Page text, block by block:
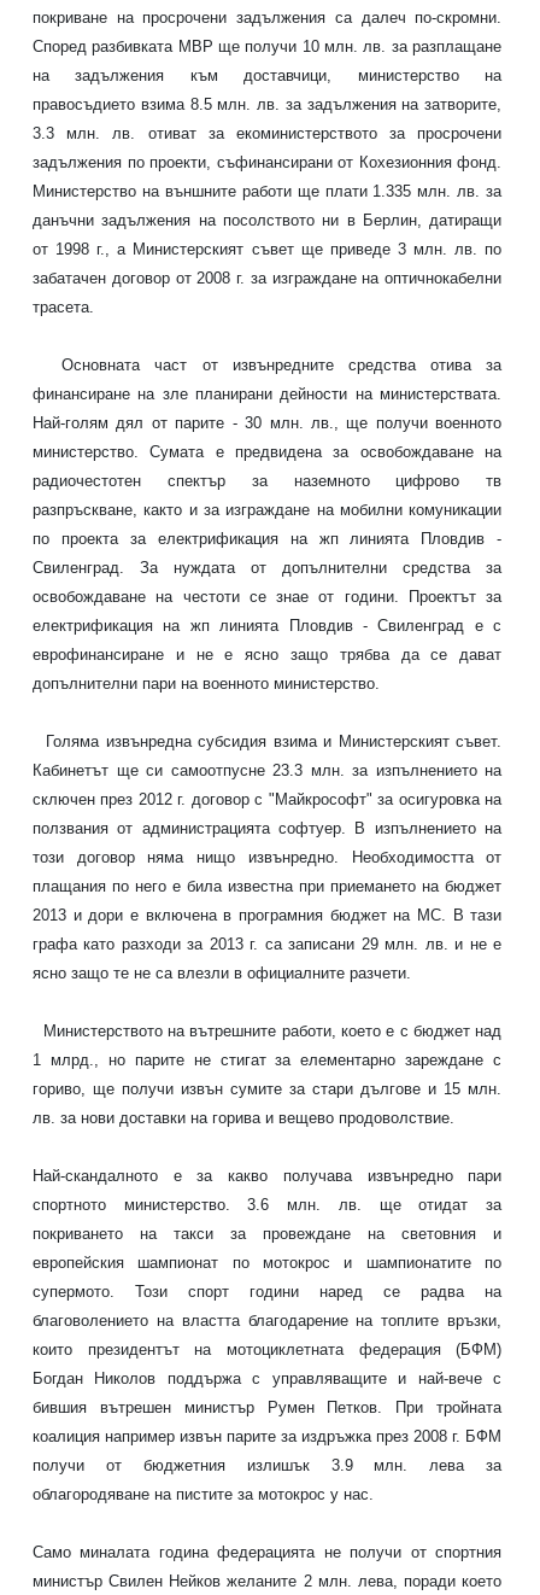
покриване на просрочени задължения са далеч по-скромни.
Според разбивката МВР ще получи 10 млн. лв. за разплащане
на задължения към доставчици, министерство на
правосъдието взима 8.5 млн. лв. за задължения на затворите,
3.3 млн. лв. отиват за екоминистерството за просрочени
задължения по проекти, съфинансирани от Кохезионния фонд.
Министерство на външните работи ще плати 1.335 млн. лв. за
данъчни задължения на посолството ни в Берлин, датиращи
от 1998 г., а Министерският съвет ще приведе 3 млн. лв. по
забатачен договор от 2008 г. за изграждане на оптичнокабелни
трасета.
Основната част от извънредните средства отива за
финансиране на зле планирани дейности на министерствата.
Най-голям дял от парите - 30 млн. лв., ще получи военното
министерство. Сумата е предвидена за освобождаване на
радиочестотен спектър за наземното цифрово тв
разпръскване, както и за изграждане на мобилни комуникации
по проекта за електрификация на жп линията Пловдив -
Свиленград. За нуждата от допълнителни средства за
освобождаване на честоти се знае от години. Проектът за
електрификация на жп линията Пловдив - Свиленград е с
еврофинансиране и не е ясно защо трябва да се дават
допълнителни пари на военното министерство.
Голяма извънредна субсидия взима и Министерският съвет.
Кабинетът ще си самоотпусне 23.3 млн. за изпълнението на
сключен през 2012 г. договор с "Майкрософт" за осигуровка на
ползвания от администрацията софтуер. В изпълнението на
този договор няма нищо извънредно. Необходимостта от
плащания по него е била известна при приемането на бюджет
2013 и дори е включена в програмния бюджет на МС. В тази
графа като разходи за 2013 г. са записани 29 млн. лв. и не е
ясно защо те не са влезли в официалните разчети.
Министерството на вътрешните работи, което е с бюджет над
1 млрд., но парите не стигат за елементарно зареждане с
гориво, ще получи извън сумите за стари дългове и 15 млн.
лв. за нови доставки на горива и вещево продоволствие.
Най-скандалното е за какво получава извънредно пари
спортното министерство. 3.6 млн. лв. ще отидат за
покриването на такси за провеждане на световния и
европейския шампионат по мотокрос и шампионатите по
супермото. Този спорт години наред се радва на
благоволението на властта благодарение на топлите връзки,
които президентът на мотоциклетната федерация (БФМ)
Богдан Николов поддържа с управляващите и най-вече с
бившия вътрешен министър Румен Петков. При тройната
коалиция например извън парите за издръжка през 2008 г. БФМ
получи от бюджетния излишък 3.9 млн. лева за
облагородяване на пистите за мотокрос у нас.
Само миналата година федерацията не получи от спортния
министър Свилен Нейков желаните 2 млн. лева, поради което